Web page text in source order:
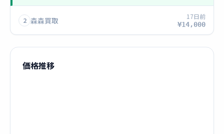
2 森森買取 17日前
¥14,000
価格推移